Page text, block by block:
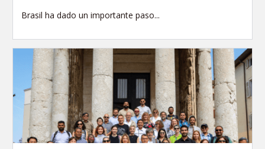
Brasil ha dado un importante paso...